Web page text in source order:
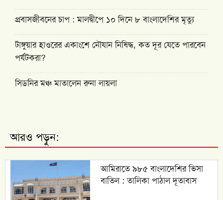
প্রবাসজীবনের চাপ : মালদ্বীপে ১০ দিনে ৮ বাংলাদেশির মৃত্যু
টাঙ্গুয়ার হাওরের একাংশে নৌযান নিষিদ্ধ, কত দূর যেতে পারবেন
পর্যটকরা?
সিডনির মঞ্চ মাতালেন রুনা লায়লা
আরও পড়ুন:
আমিরাতে ৯৮৫ বাংলাদেশির ভিসা
বাতিল : তালিকা পাঠাল দূতাবাস